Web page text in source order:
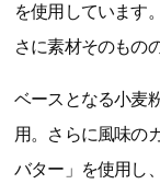
を使用しています
さに素材そのもの
ベースとなる小麦
用。さらに風味の
バター」を使用し